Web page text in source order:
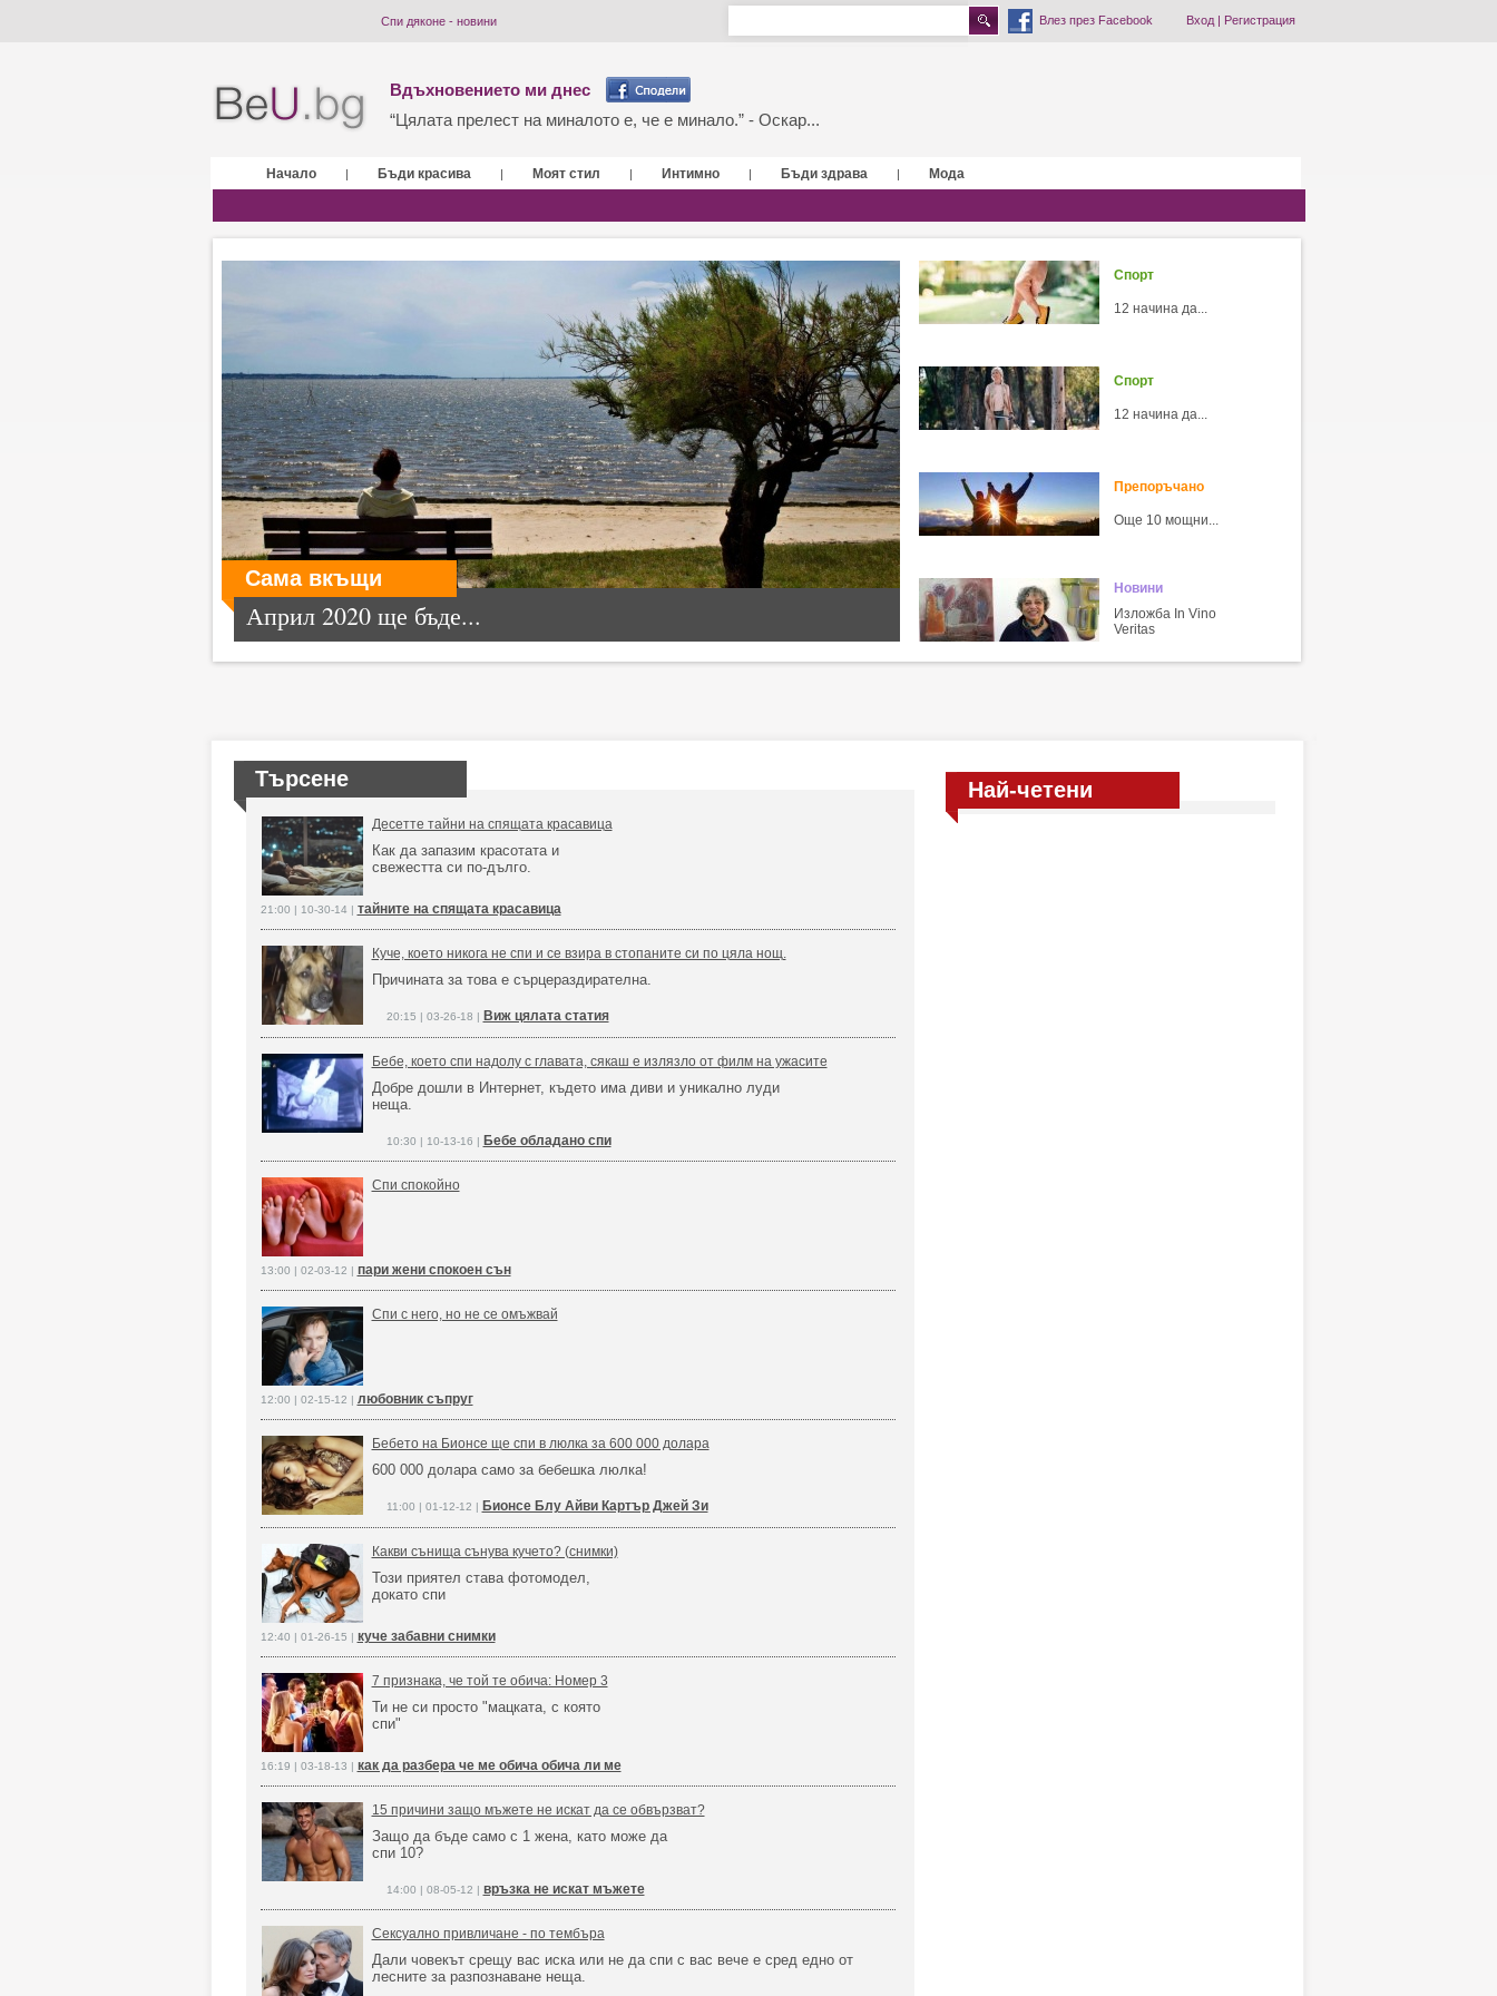
Спи дяконе - новини Влез през Facebook Вход| Регистрация
Вдъхновението ми днес
“Цялата прелест на миналото е, че е минало.” - Оскар...
Начало | Бъди красива | Моят стил | Интимно | Бъди здрава | Мода
Сама вкъщи
Април 2020 ще бъде...
Спорт
12 начина да...
Спорт
12 начина да...
Препоръчано
Още 10 мощни...
Новини
Изложба In Vino
Veritas
Търсене
Десетте тайни на спящата красавица
Как да запазим красотата и
свежестта си по-дълго.
21:00 | 10-30-14 | тайните на спящата красавица
Куче, което никога не спи и се взира в стопаните си по цяла нощ.
Причината за това е сърцераздирателна.
20:15 | 03-26-18 | Виж цялата статия
Бебе, което спи надолу с главата, сякаш е излязло от филм на ужасите
Добре дошли в Интернет, където има диви и уникално луди
неща.
10:30 | 10-13-16 | Бебе обладано спи
Спи спокойно
13:00 | 02-03-12 | пари жени спокоен сън
Спи с него, но не се омъжвай
12:00 | 02-15-12 | любовник съпруг
Бебето на Бионсе ще спи в люлка за 600 000 долара
600 000 долара само за бебешка люлка!
11:00 | 01-12-12 | Бионсе Блу Айви Картър Джей Зи
Какви сънища сънува кучето? (снимки)
Този приятел става фотомодел,
докато спи
12:40 | 01-26-15 | куче забавни снимки
7 признака, че той те обича: Номер 3
Ти не си просто "мацката, с която
спи"
16:19 | 03-18-13 | как да разбера че ме обича обича ли ме
15 причини защо мъжете не искат да се обвързват?
Защо да бъде само с 1 жена, като може да
спи 10?
14:00 | 08-05-12 | връзка не искат мъжете
Сексуално привличане - по тембъра
Дали човекът срещу вас иска или не да спи с вас вече е сред едно от
лесните за разпознаване неща.
Най-четени